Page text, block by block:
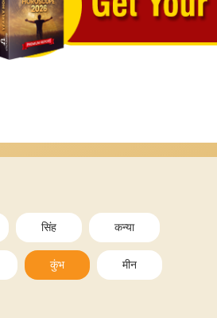
सिंह कन्या
कुंभ मीन